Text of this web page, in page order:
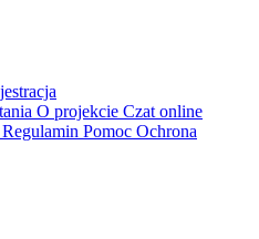
O projekcie Czat online
Regulamin Pomoc Ochrona